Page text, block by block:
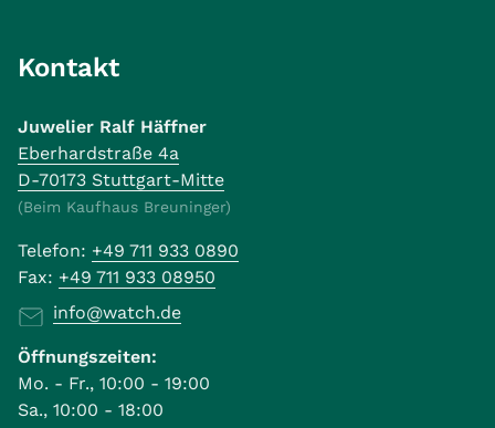
Kontakt
Juwelier Ralf Häffner
Eberhardstraße 4a
D-70173 Stuttgart-Mitte
(Beim Kaufhaus Breuninger)
Telefon: +49 711 933 0890
Fax: +49 711 933 08950
info@watch.de
Öffnungszeiten:
Mo. - Fr., 10:00 - 19:00
Sa., 10:00 - 18:00